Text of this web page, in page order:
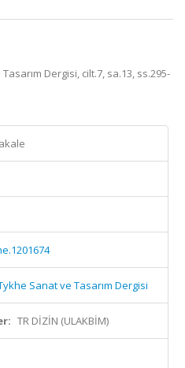
Dergisi, cilt.7, sa.13, ss.295-
Sanat ve Tasarım Dergisi
TR DİZİN (ULAKBİM)